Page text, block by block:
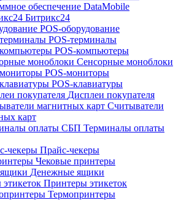
обеспечение DataMobile
Битрикс24
POS-оборудование
POS-терминалы
POS-компьютеры
Сенсорные моноблоки
POS-мониторы
POS-клавиатуры
Дисплеи покупателя
Считыватели
карт
Терминалы оплаты
Прайс-чекеры
Чековые принтеры
Денежные ящики
Принтеры этикеток
Термопринтеры